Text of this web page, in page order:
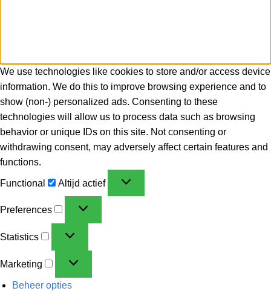
We use technologies like cookies to store and/or access device
information. We do this to improve browsing experience and to
show (non-) personalized ads. Consenting to these
technologies will allow us to process data such as browsing
behavior or unique IDs on this site. Not consenting or
withdrawing consent, may adversely affect certain features and
functions.
Functional Altijd actief
Preferences
Statistics
Marketing
Beheer opties